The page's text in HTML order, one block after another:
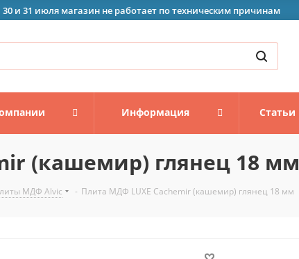
30 и 31 июля магазин не работает по техническим причинам
Информация Статьи
(кашемир) глянец 18 мм
МДФ Alvic - Плита МДФ LUXE Cachemir (кашемир) глянец 18 мм